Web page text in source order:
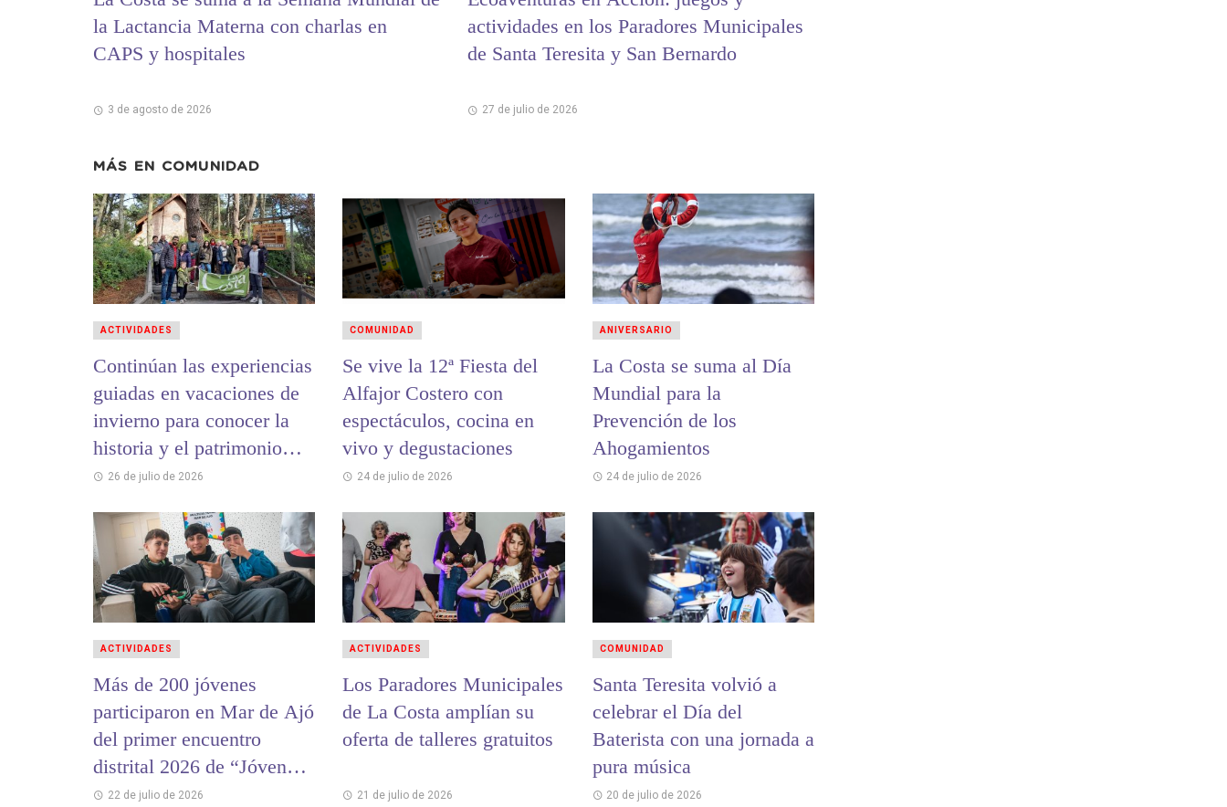
la Lactancia Materna con charlas en
CAPS y hospitales
3 de agosto de 2026
actividades en los Paradores Municipales
de Santa Teresita y San Bernardo
27 de julio de 2026
MÁS EN COMUNIDAD
Continúan las experiencias
guiadas en vacaciones de
invierno para conocer la
historia y el patrimonio
cultural de La Costa
26 de julio de 2026
ACTIVIDADES
Se vive la 12ª Fiesta del
Alfajor Costero con
espectáculos, cocina en
vivo y degustaciones
24 de julio de 2026
COMUNIDAD
La Costa se suma al Día
Mundial para la
Prevención de los
Ahogamientos
24 de julio de 2026
ANIVERSARIO
Más de 200 jóvenes
participaron en Mar de Ajó
del primer encuentro
distrital 2026 de “Jóvenes
y Memoria”
22 de julio de 2026
ACTIVIDADES
Los Paradores Municipales
de La Costa amplían su
oferta de talleres gratuitos
21 de julio de 2026
ACTIVIDADES
Santa Teresita volvió a
celebrar el Día del
Baterista con una jornada a
pura música
20 de julio de 2026
COMUNIDAD